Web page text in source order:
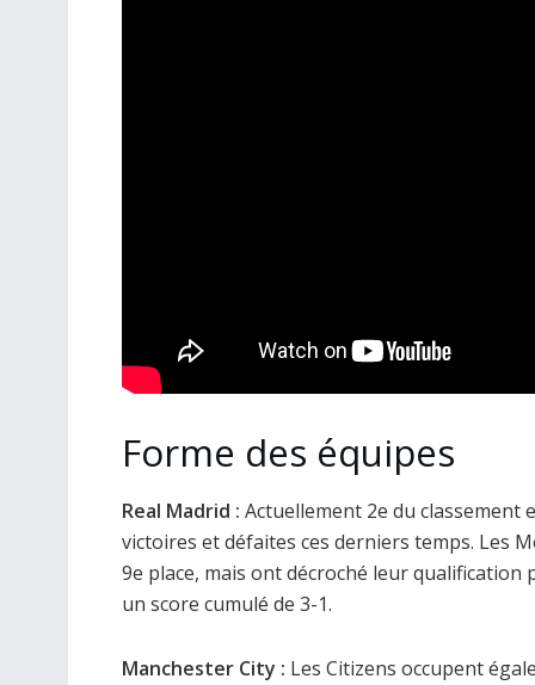
Forme des équipes
Real Madrid : Actuellement 2e du classement
victoires et défaites ces derniers temps. Les
9e place, mais ont décroché leur
un score cumulé de 3-1.
Manchester City : Les Citizens occupent